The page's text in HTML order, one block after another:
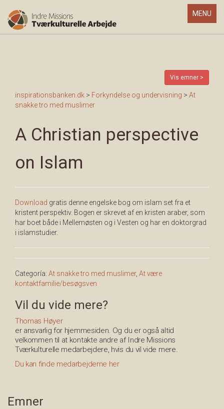
Toggle
MENU
Emner
Vis emner >
inspirationsbanken.dk > Forkyndelse og undervisning > At
snakke tro med muslimer
A Christian perspective
on Islam
Download gratis denne engelske bog om islam set fra et
kristent perspektiv. Bogen er skrevet af en kristen araber, som
har boet både i Mellemøsten og i Vesten og har en doktorgrad
i islamstudier.
Categoría: At snakke tro med muslimer, At være
kontaktfamilie/besøgsven
Vil du vide mere?
Thomas Høyer
er ansvarlig for hjemmesiden. Og du er også altid
velkommen til at kontakte andre af Indre Missions
Tværkulturelle medarbejdere, hvis du vil vide mere.
Du kan finde medarbejderne her